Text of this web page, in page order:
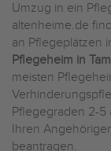
Umzug in ein
altenheime.de
an Pflegeplätzen
Pflegeheim in
meisten
Pflegegraden 2-5
Ihren
beantragen.